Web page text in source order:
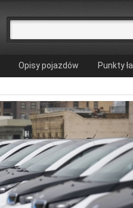
Opisy pojazdów Punkty